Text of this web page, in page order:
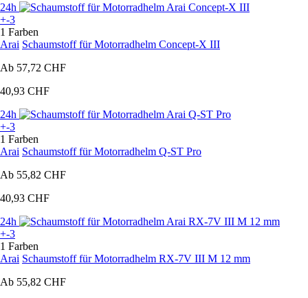
24h
+-3
1 Farben
Arai Schaumstoff für Motorradhelm Concept-X III
Ab 57,72 CHF
40,93 CHF
24h
+-3
1 Farben
Arai Schaumstoff für Motorradhelm Q-ST Pro
Ab 55,82 CHF
40,93 CHF
24h
+-3
1 Farben
Arai Schaumstoff für Motorradhelm RX-7V III M 12 mm
Ab 55,82 CHF